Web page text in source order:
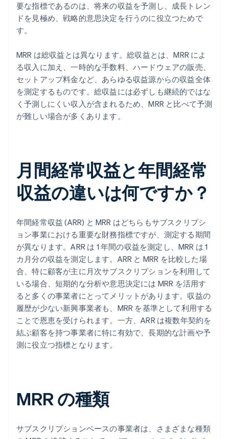
要な指標であるのは、将来の収益を予測し、成長トレン
ドを見極め、戦略的意思決定を行うのに役立つためで
す。
MRR は総収益とは異なります。総収益とは、MRR によ
る収入に加え、一時的な手数料、ハードウェアの販売、
セットアップ料金など、あらゆる収益源からの収益全体
を測定するものです。総収益には必ずしも継続的ではな
く予測しにくい収入が含まれるため、MRR と比べて予測
が難しい場合が多くあります。
月間経常収益と年間経常
収益の違いは何ですか？
年間経常収益 (ARR) と MRR はどちらもサブスクリプシ
ョン事業における重要な財務指標ですが、測定する期間
が異なります。ARR は 1 年間の収益を測定し、MRR は 1
カ月分の収益を測定します。ARR と MRR を比較した場
合、特に顧客が主に月次サブスクリプションを利用して
いる場合、短期的な分析や意思決定には MRR を活用す
ると多くの事業者にとってメリットがあります。収益の
履歴が少ない新興事業者も、MRR を基準として利用する
ことで恩恵を受けられます。一方、ARR は複数年契約を
結ぶ顧客を持つ事業者に特に有効で、長期的な計画や予
測に役立つ指標となります。
MRR の種類
サブスクリプションベースの事業者は、さまざまな種類